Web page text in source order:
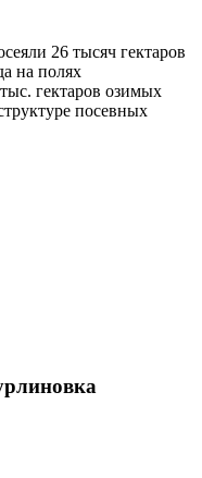
26 тысяч гектаров
на полях
гектаров озимых
посевных